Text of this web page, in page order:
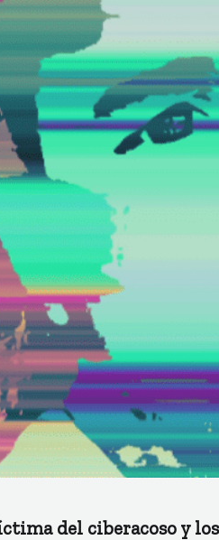
del ciberacoso y